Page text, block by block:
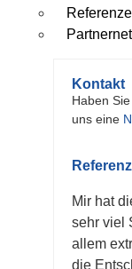
Kontakt
Haben
uns eine
Mir hat
sehr viel
allem
die